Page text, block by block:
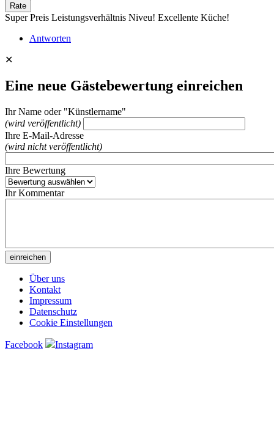
Super Preis Leistungsverhältnis Niveu! Excellente Küche!
Antworten
✕
Eine neue Gästebewertung einreichen
Ihr Name oder "Künstlername"
(wird veröffentlicht)
Ihre E-Mail-Adresse
(wird nicht veröffentlicht)
Ihre Bewertung
Ihr Kommentar
Über uns
Kontakt
Impressum
Datenschutz
Cookie Einstellungen
Facebook Instagram